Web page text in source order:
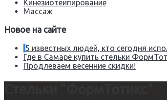
Кинезиотейпирование
Массаж
Новое на сайте
5 известных людей, кто сегодня
Где в Самаре купить стельки
Продлеваем весенние скидки!